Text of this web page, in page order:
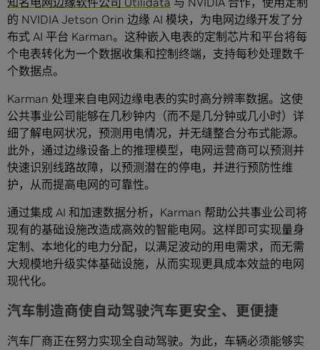
的 NVIDIA Jetson Orin 边缘 AI 模块，为电网边缘开发了分
布式 AI 平台 Karman。这种嵌入电表的定制芯片和平台将每
个电表转化为一个数据收集和控制终端，支持每秒处理数千
个数据点。
Karman 处理来自电网边缘电表的实时高分辨率数据。这使
公共事业公司能够在几秒钟内（而不是几分钟或几小时）详
细了解电网状况，预测用电情况，并无缝整合分布式能源。
此外，通过边缘设备上的推理模型，电网运营商可以预测并
快速识别线路故障，以预测潜在的停电，并进行预防性维
护，从而提高电网的可靠性。
通过集成 AI 和加速数据分析，Karman 帮助公共事业公司将
现有的基础设施改造成高效的智能电网。这样即可实现量身
定制、本地化的电力分配，以满足波动的用电需求，而无需
大规模地升级实体基础设施，从而实现更具成本效益的电网
现代化。
汽车制造商使自动驾驶汽车更安全、更便捷
汽车厂商正在努力实现全自动驾驶。为此，车辆必须能够实